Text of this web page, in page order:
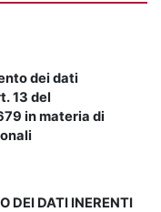
dei dati
13 del
in materia di
DEI DATI INERENTI